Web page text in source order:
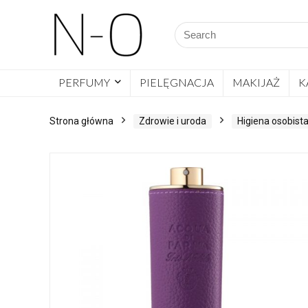
PERFUMY PIELĘGNACJA MAKIJAŻ
Strona główna Zdrowie i uroda Higiena osobista